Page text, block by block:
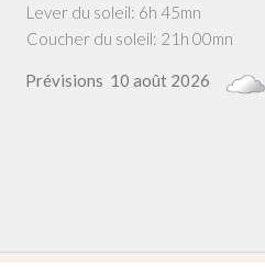
Lever du soleil: 6h 45mn
Coucher du soleil: 21h 00mn
Prévisions 10 août 2026